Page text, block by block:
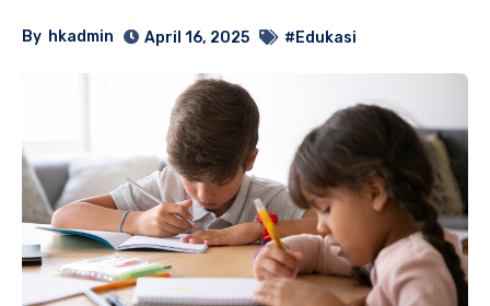
By hkadmin April 16, 2025 #Edukasi